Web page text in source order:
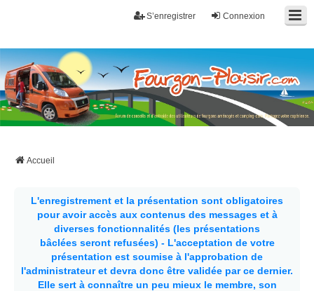
Connexion
S’enregistrer
Fourgon-plaisir.com
Forum de conseils et d'entraide des utilisateurs de fourgons, fourgons
aménagés, vans et de camping-car. Partagez votre expérience.
Accueil
L'enregistrement et la présentation sont obligatoires
pour avoir accès aux contenus des messages et à
diverses fonctionnalités (les présentations
bâclées seront refusées) - L'acceptation de votre
présentation est soumise à l'approbation de
l'administrateur et devra donc être validée par ce dernier.
Elle sert à connaître un peu mieux le membre, son